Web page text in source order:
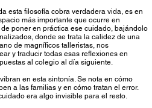
esta filosofía cobra verdadera vida, es en
más importante que ocurre en
poner en práctica ese cuidado, bajándolo
donde se trata la calidez de una
de magníficos talleristas, nos
y traducir todas esas reflexiones en
al colegio al día siguiente.
en esta sintonía. Se nota en cómo
a las familias y en cómo tratan el error.
era algo invisible para el resto.